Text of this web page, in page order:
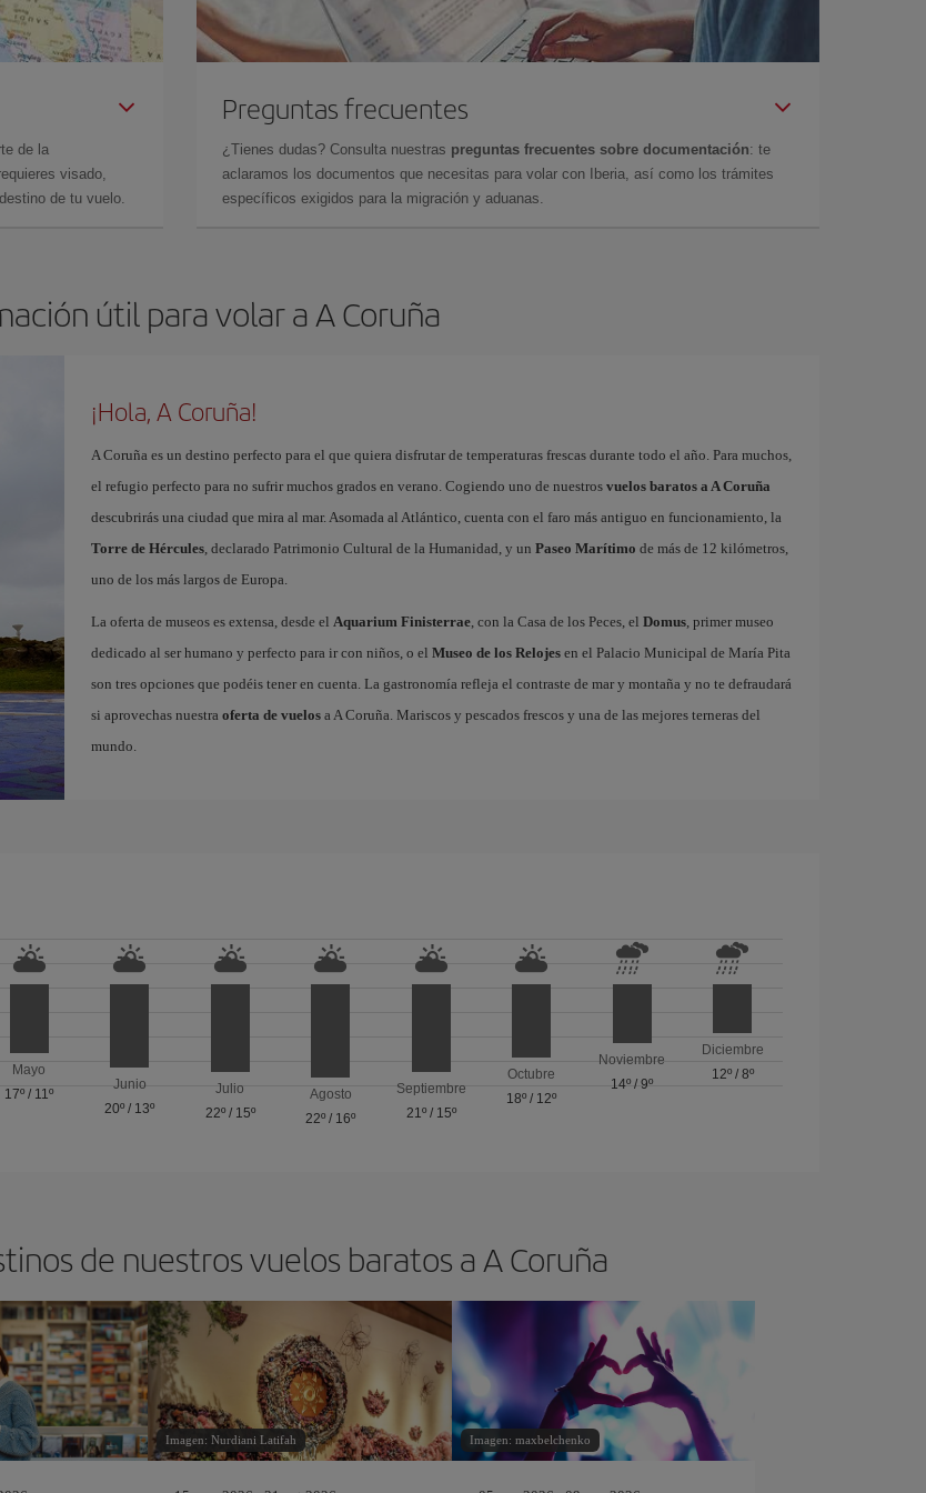
de la
visado,
de tu vuelo.
Preguntas frecuentes
¿Tienes dudas? Consulta nuestras preguntas frecuentes sobre documentación: te
aclaramos los documentos que necesitas para volar con Iberia, así como los trámites
específicos exigidos para la migración y aduanas.
útil para volar a A Coruña
¡Hola, A Coruña!
A Coruña es un destino perfecto para el que quiera disfrutar de temperaturas frescas durante todo el año. Para muchos,
el refugio perfecto para no sufrir muchos grados en verano. Cogiendo uno de nuestros vuelos baratos a A Coruña
descubrirás una ciudad que mira al mar. Asomada al Atlántico, cuenta con el faro más antiguo en funcionamiento, la
Torre de Hércules, declarado Patrimonio Cultural de la Humanidad, y un Paseo Marítimo de más de 12 kilómetros,
uno de los más largos de Europa.
La oferta de museos es extensa, desde el Aquarium Finisterrae, con la Casa de los Peces, el Domus, primer museo
dedicado al ser humano y perfecto para ir con niños, o el Museo de los Relojesen el Palacio Municipal de María Pita
son tres opciones que podéis tener en cuenta. La gastronomía refleja el contraste de mar y montaña y no te defraudará
si aprovechas nuestra oferta de vuelosa A Coruña. Mariscos y pescados frescos y una de las mejores terneras del
mundo.
Mayo
17º / 11º
Junio
20º / 13º
Julio
22º/ 15º
Agosto
22º / 16º
Septiembre
21º/ 15º
Octubre
18º / 12º
Noviembre
14º /9º
Diciembre
12º/ 8º
de nuestros vuelos baratos a A Coruña
Imagen: Nurdiani Latifah Imagen: maxbelchenko